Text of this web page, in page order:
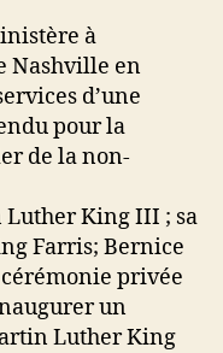
à
Nashville en
d’une
pour la
de la non-